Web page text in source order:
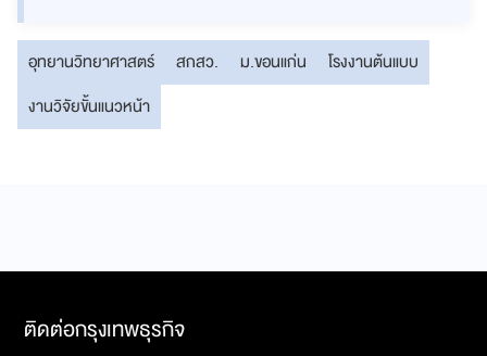
อุทยานวิทยาศาสตร์ สกสว. ม.ขอนแก่น
โรงงานต้นแบบ
งานวิจัยขั้นแนวหน้า
ติดต่อกรุงเทพธุรกิจ